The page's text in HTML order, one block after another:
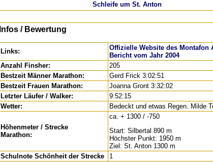
Schleife um St. Anton
Infos / Bewertung
Links:
Offizielle Website des Montafon
Bericht vom Jahr 2004
Anzahl Finsher:
205
Bestzeit Männer Marathon:
Gerd Frick 3:02:51
Bestzeit Frauen Marathon:
Joanna Gront 3:32:02
Letzter Läufer / Walker:
9:52:15
Wetter:
Bedeckt und etwas Regen. Milde
Höhenmeter / Strecke
Marathon:
ca. + 1300 / -750
Start: Silbertal 890 m
Höchster Punkt: 1950 m
Ziel: St. Anton 1300 m
Schulnote Schönheit der Strecke
1